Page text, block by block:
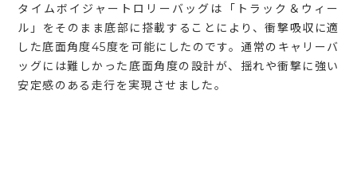
タイムボイジャートロリーバッグは「トラック＆ウィー
ル」をそのまま底部に搭載することにより、衝撃吸収に適
した底面角度45度を可能にしたのです。通常のキャリーバ
ッグには難しかった底面角度の設計が、揺れや衝撃に強い
安定感のある走行を実現させました。